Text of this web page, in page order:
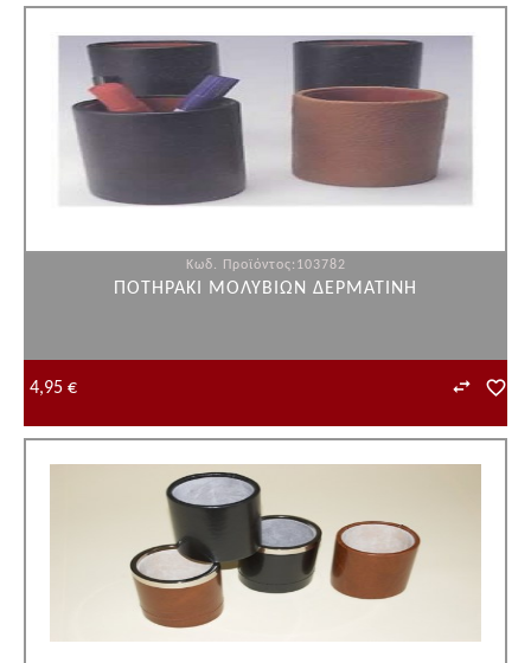
Κωδ. Προϊόντος:103782
ΠΟΤΗΡΑΚΙ ΜΟΛΥΒΙΩΝ ΔΕΡΜΑΤΙΝΗ
4,95 €